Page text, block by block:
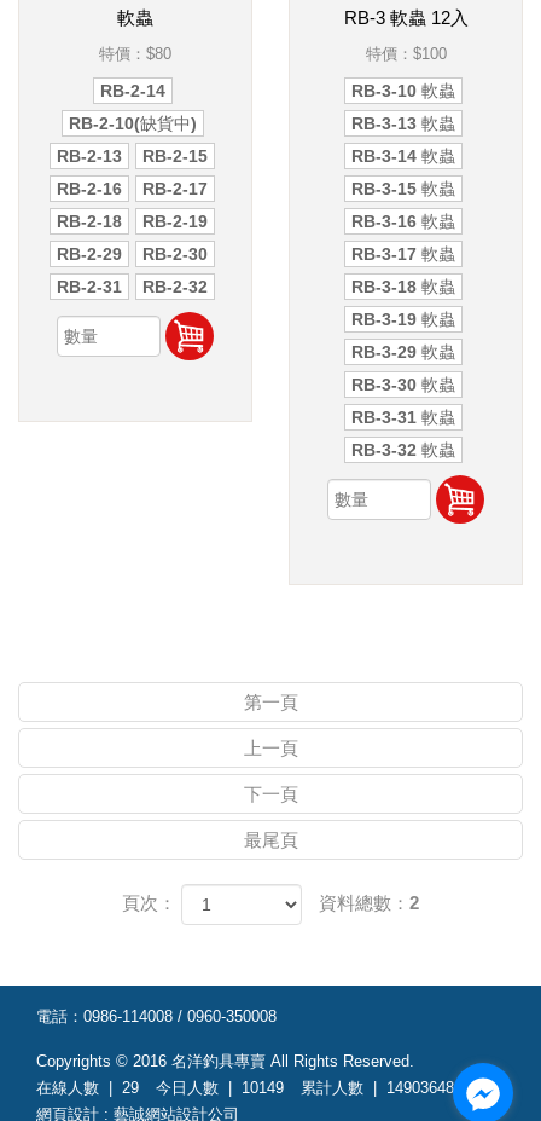
軟蟲
特價： $80
RB-2-14
RB-2-10(缺貨中)
RB-2-13
RB-2-15
RB-2-16
RB-2-17
RB-2-18
RB-2-19
RB-2-29
RB-2-30
RB-2-31
RB-2-32
RB-3 軟蟲 12入
特價： $100
RB-3-10 軟蟲
RB-3-13 軟蟲
RB-3-14 軟蟲
RB-3-15 軟蟲
RB-3-16 軟蟲
RB-3-17 軟蟲
RB-3-18 軟蟲
RB-3-19 軟蟲
RB-3-29 軟蟲
RB-3-30 軟蟲
RB-3-31 軟蟲
RB-3-32 軟蟲
第一頁
上一頁
下一頁
最尾頁
頁次： 資料總數：2
電話： 0986-114008 / 0960-350008
Copyrights © 2016 名洋釣具專賣 All Rights Reserved.
在線人數 | 29 今日人數 | 10149 累計人數 | 14903648
網頁設計 : 藝誠網站設計公司